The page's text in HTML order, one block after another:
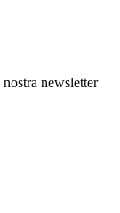
newsletter